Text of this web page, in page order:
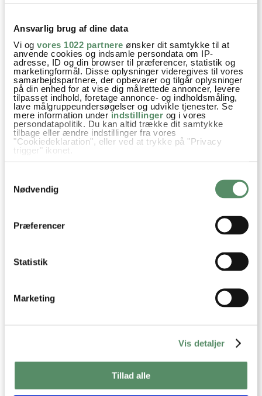
Ansvarlig brug af dine data
Vi og vores 1022 partnere ønsker dit samtykke til at
anvende cookies og indsamle persondata om IP-
adresse, ID og din browser til præferencer, statistik og
marketingformål. Disse oplysninger videregives til vores
samarbejdspartnere, der opbevarer og tilgår oplysninger
på din enhed for at vise dig målrettede annoncer, levere
tilpasset indhold, foretage annonce- og indholdsmåling,
lave målgruppeundersøgelser og udvikle tjenester. Se
mere information underindstillinger og i vores
persondatapolitik. Du kan altid trække dit samtykke
tilbage eller ændre indstillinger fra vores
"Cookiedeklaration", eller ved at trykke på "Privacy
trigger" ikonet.
Indsamle præcise oplysninger om din placering,
der kan være nøjagtig inden for få meter
Identificere din enhed baseret på en scanning af
Nødvendig
Præferencer
Statistik
Marketing
Vis detaljer
Tillad alle
VIS ALLE 9 KOMMENTARER